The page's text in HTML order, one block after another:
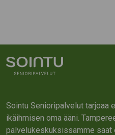
Sointu Senioripalvelut tarjoaa
ikäihmisen oma ääni.
palvelukeskuksissamme